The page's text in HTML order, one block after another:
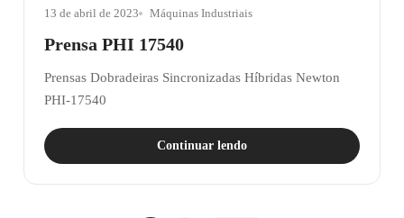
13 de abril de 2023 Máquinas Industriais
Prensa PHI 17540
Prensas Dobradeiras Sincronizadas Híbridas Newton
PHI-17540
Continuar lendo